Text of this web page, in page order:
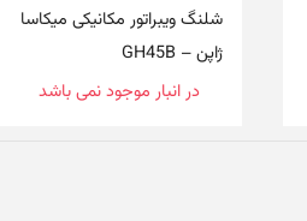
شلنگ ویبراتور مکانیکی میکاسا
ژاپن – GH45B
در انبار موجود نمی باشد